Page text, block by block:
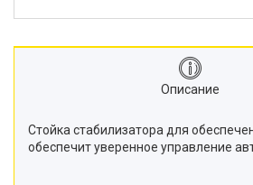
Описание
Стойка стабилизатора для
обеспечит уверенное управление